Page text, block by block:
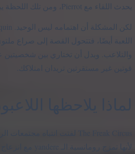
يحدث اللقاء مع Pierrot، ومن تلك اللحظة يبدأ هوسه.
اللعبة أيضًا، فتتحول القصة إلى صراع
والتلاعب. وبدل أن تختاري بين شخصيتين